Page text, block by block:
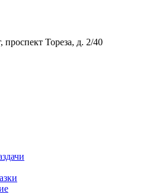
проспект Тореза, д. 2/40